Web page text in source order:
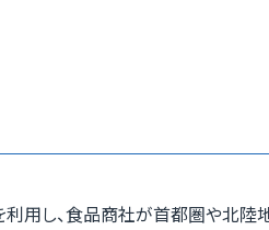
し、食品商社が首都圏や北陸